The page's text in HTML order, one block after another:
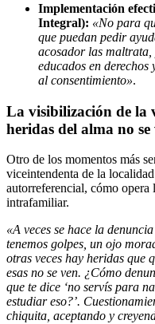
Implementación
Integral): «No para
que puedan pedir
acosador las maltrata,
educados en derechos
al consentimiento».
La visibilización de la
heridas del alma no se
Otro de los momentos más
viceintendenta de la
autorreferencial, cómo
intrafamiliar.
«A veces se hace la
tenemos golpes, un ojo
otras veces hay heridas que
esas no se ven. ¿Cómo
que te dice ‘no servís para
estudiar eso?’.
chiquita, aceptando y